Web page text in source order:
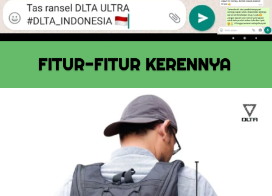
FITUR-FITUR KERENNYA